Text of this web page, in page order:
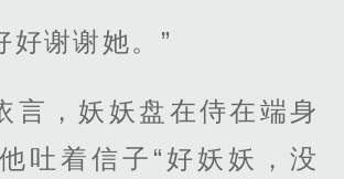
好谢谢她。”
言，妖妖盘在侍在端身
吐着信子“好妖妖，没